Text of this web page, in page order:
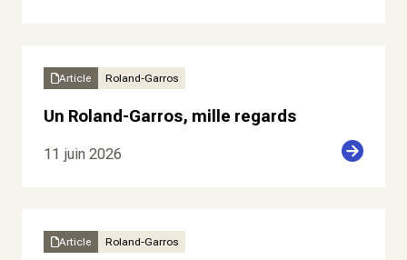
Article Roland-Garros
Un Roland-Garros, mille regards
11 juin 2026
Article Roland-Garros